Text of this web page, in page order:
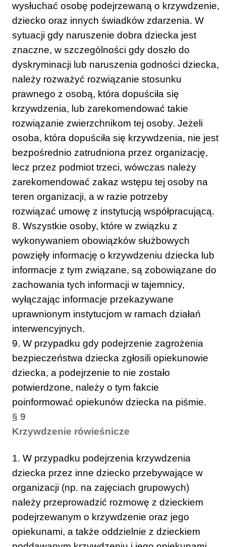
wysłuchać osobę podejrzewaną o krzywdzenie,
dziecko oraz innych świadków zdarzenia. W
sytuacji gdy naruszenie dobra dziecka jest
znaczne, w szczególności gdy doszło do
dyskryminacji lub naruszenia godności dziecka,
należy rozważyć rozwiązanie stosunku
prawnego z osobą, która dopuściła się
krzywdzenia, lub zarekomendować takie
rozwiązanie zwierzchnikom tej osoby. Jeżeli
osoba, która dopuściła się krzywdzenia, nie jest
bezpośrednio zatrudniona przez organizację,
lecz przez podmiot trzeci, wówczas należy
zarekomendować zakaz wstępu tej osoby na
teren organizacji, a w razie potrzeby
rozwiązać umowę z instytucją współpracującą.
8. Wszystkie osoby, które w związku z
wykonywaniem obowiązków służbowych
powzięły informację o krzywdzeniu dziecka lub
informacje z tym związane, są zobowiązane do
zachowania tych informacji w tajemnicy,
wyłączając informacje przekazywane
uprawnionym instytucjom w ramach działań
interwencyjnych.
9. W przypadku gdy podejrzenie zagrożenia
bezpieczeństwa dziecka zgłosili opiekunowie
dziecka, a podejrzenie to nie zostało
potwierdzone, należy o tym fakcie
poinformować opiekunów dziecka na piśmie.
§ 9
Krzywdzenie rówieśnicze
1. W przypadku podejrzenia krzywdzenia
dziecka przez inne dziecko przebywające w
organizacji (np. na zajęciach grupowych)
należy przeprowadzić rozmowę z dzieckiem
podejrzewanym o krzywdzenie oraz jego
opiekunami, a także oddzielnie z dzieckiem